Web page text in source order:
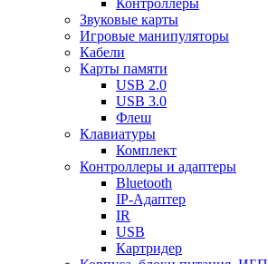
Звуковые карты
Игровые манипуляторы
Кабели
Карты памяти
USB 2.0
USB 3.0
Флеш
Клавиатуры
Комплект
Контроллеры и адаптеры
Bluetooth
IP-Адаптер
IR
USB
Картридер